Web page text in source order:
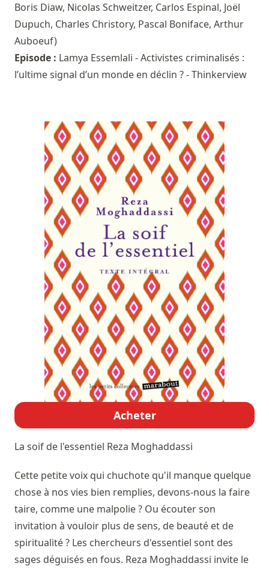
Boris Diaw, Nicolas Schweitzer, Carlos Espinal, Joël
Dupuch, Charles Christory, Pascal Boniface, Arthur
Auboeuf)
Episode : Lamya Essemlali - Activistes criminalisés :
l’ultime signal d’un monde en déclin ? - Thinkerview
Acheter
La soif de l'essentiel Reza Moghaddassi
Cette petite voix qui chuchote qu'il manque quelque
chose à nos vies bien remplies, devons-nous la faire
taire, comme une malpolie ? Ou écouter son
invitation à vouloir plus de sens, de beauté et de
spiritualité ? Les chercheurs d'essentiel sont des
sages déguisés en fous. Reza Moghaddassi invite le